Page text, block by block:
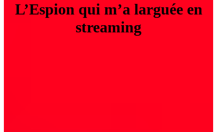
L’Espion qui m’a larguée en
streaming